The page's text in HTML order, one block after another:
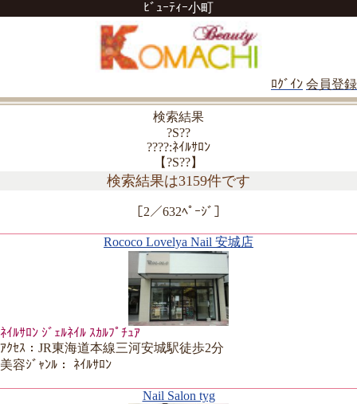
ﾋﾞｭｰﾃｨｰ小町
ﾛｸﾞｲﾝ 会員登録
検索結果
?S??
????:ﾈｲﾙｻﾛﾝ
【?S??】
検索結果は3159件です
［2／632ﾍﾟｰｼﾞ］
Rococo Lovelya Nail 安城店
ﾈｲﾙｻﾛﾝ ｼﾞｪﾙﾈｲﾙ ｽｶﾙﾌﾟﾁｭｱ
ｱｸｾｽ：JR東海道本線三河安城駅徒歩2分
美容ｼﾞｬﾝﾙ： ﾈｲﾙｻﾛﾝ
Nail Salon tyg